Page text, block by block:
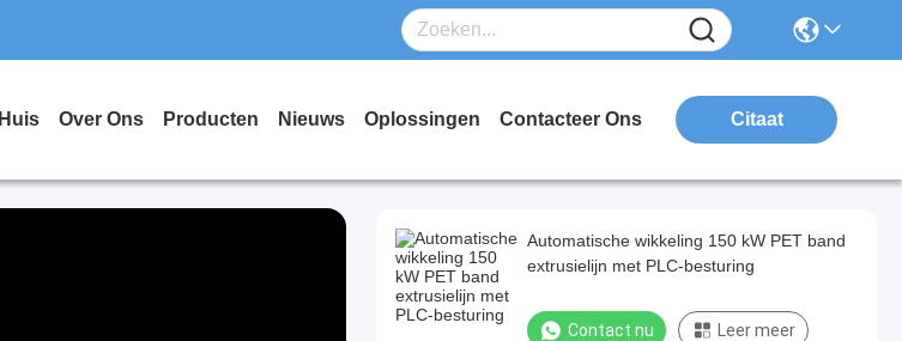
Huis Over Ons Producten Nieuws Oplossingen Contacteer Ons Citaat
Automatische wikkeling 150 kW PET band
extrusielijn met PLC-besturing
Contact nu Leer meer